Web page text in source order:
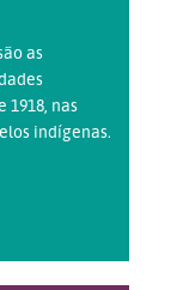
as
nas
indígenas.